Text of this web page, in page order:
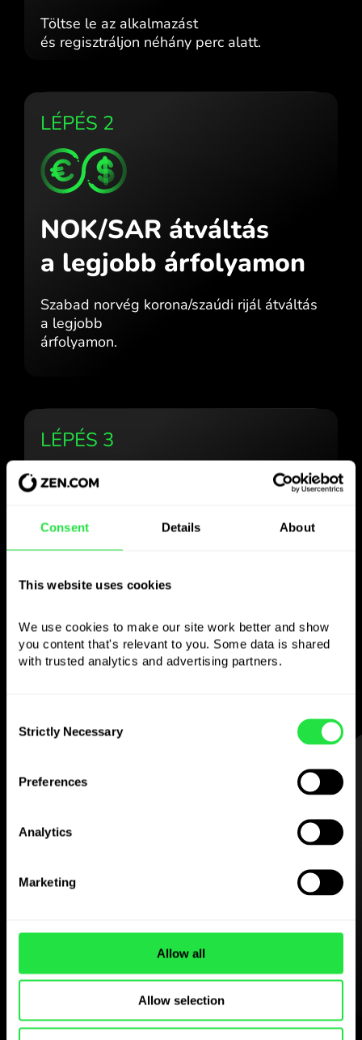
Consent Details About
This website uses cookies
We use cookies to make our site work better and show
you content that's relevant to you. Some data is shared
with trusted analytics and advertising partners.
Selection
Strictly Necessary
Preferences
Analytics
Marketing
Allow all
Allow selection
Töltse le az alkalmazást
és regisztráljon néhány perc alatt.
LÉPÉS 2
NOK/SAR átváltás
a legjobb árfolyamon
Szabad norvég korona/szaúdi rijál átváltás
a legjobb
árfolyamon.
LÉPÉS 3
Használja a választott
pénznemet
Küldjön pénzt külföldre,
vegyen fel ATM-ből
— egyszerűen és stresszmentesen.
ZEN.COM alkalmazást
Töltse le az alkalmazást
és regisztráljon néhány perc
Átváltás az alkalmazásban